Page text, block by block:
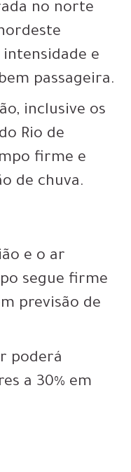
no norte
e
passageira.
inclusive os
Rio de
firme e
de chuva.
e o ar
segue firme
previsão de
poderá
a 30% em